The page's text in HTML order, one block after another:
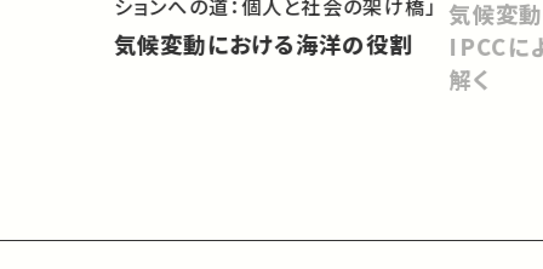
ションへの道：個人と社会の架け橋」
気候変動における海洋の役割
気候変
IPCCに
解く